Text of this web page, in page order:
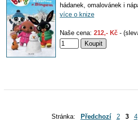
hádanek, omalovánek i
více o knize
Naše cena: 212,- Kč -
Stránka: Předchozí 2 3 4